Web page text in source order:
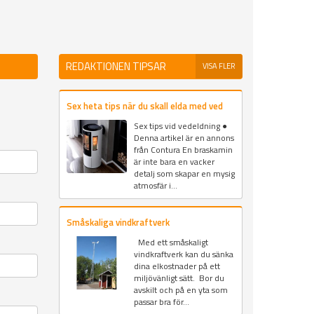
REDAKTIONEN TIPSAR VISA FLER
Sex heta tips när du skall elda med ved
Sex tips vid vedeldning ●
Denna artikel är en annons
från Contura En braskamin
är inte bara en vacker
detalj som skapar en mysig
atmosfär i...
Småskaliga vindkraftverk
Med ett småskaligt
vindkraftverk kan du sänka
dina elkostnader på ett
miljövänligt sätt. Bor du
avskilt och på en yta som
passar bra för...